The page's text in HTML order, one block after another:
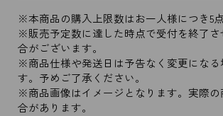
※本商品の購入上限数はお一人様につき5点
※販売予定数に達した時点で受付を終了さ
合がございます。
※商品仕様や発送日は予告なく変更になる
す。予めご了承ください。
※商品画像はイメージとなります。実際の
合があります。